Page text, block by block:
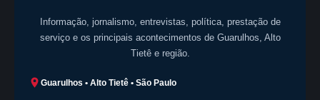
Informação, jornalismo, entrevistas, política, prestação de
serviço e os principais acontecimentos de Guarulhos, Alto
Tietê e região.
Guarulhos • Alto Tietê • São Paulo